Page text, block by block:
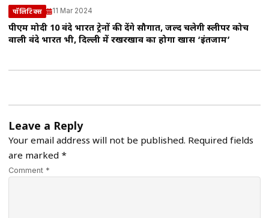
पॉलिटिक्स 11 Mar 2024
पीएम मोदी 10 वंदे भारत ट्रेनों की देंगे सौगात, जल्द चलेगी स्लीपर कोच
वाली वंदे भारत भी, दिल्ली में रखरखाव का होगा खास ‘इंतजाम’
Leave a Reply
Your email address will not be published. Required fields
are marked *
Comment *